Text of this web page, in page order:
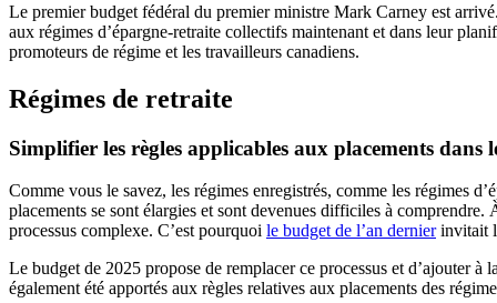
Le premier budget fédéral du premier ministre Mark Carney est
aux régimes d’épargne-retraite collectifs maintenant et dans leur
promoteurs de régime et les travailleurs canadiens.
Régimes de retraite
Simplifier les règles applicables aux placements dans
Comme vous le savez, les régimes enregistrés, comme les régimes
placements se sont élargies et sont devenues difficiles à
processus complexe. C’est pourquoi le budget de l’an dernierinvitait
Le budget de 2025 propose de remplacer ce processus et d’ajouter à
également été apportés aux règles relatives aux placements des